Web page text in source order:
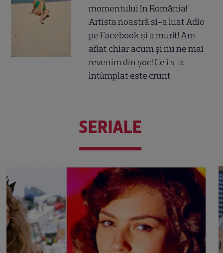
momentului în România!
Artista noastră și-a luat Adio
pe Facebook și a murit! Am
aflat chiar acum și nu ne mai
revenim din șoc! Ce i s-a
întâmplat este crunt
SERIALE